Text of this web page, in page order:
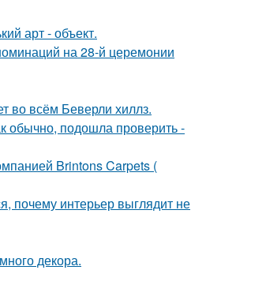
арт - объект.
на 28-й церемонии
во всём Беверли хиллз.
обычно, подошла проверить -
Brintons Carpets (
почему интерьер выглядит не
декора.